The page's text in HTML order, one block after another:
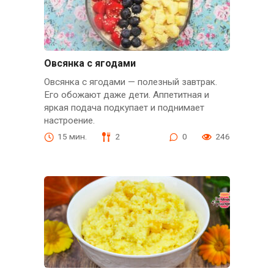
Овсянка с ягодами
Овсянка с ягодами — полезный завтрак.
Его обожают даже дети. Аппетитная и
яркая подача подкупает и поднимает
настроение.
15 мин. 2 0 246